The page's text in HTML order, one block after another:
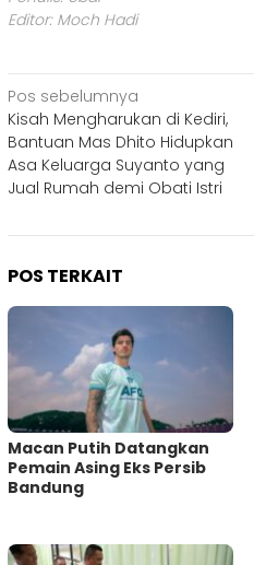
Editor: Moch Hadi
Navigasi
pos
Pos sebelumnya
Kisah Mengharukan di Kediri,
Bantuan Mas Dhito Hidupkan
Asa Keluarga Suyanto yang
Jual Rumah demi Obati Istri
POS TERKAIT
Macan Putih Datangkan
Pemain Asing Eks Persib
Bandung